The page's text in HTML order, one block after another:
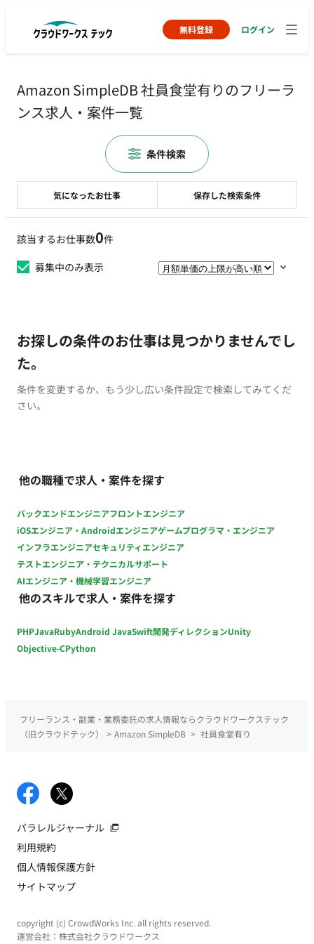
無料登録 ログイン
Amazon SimpleDB 社員食堂有りのフリーラ
ンス求人・案件一覧
該当するお仕事数0件
募集中のみ表示
お探しの条件のお仕事は見つかりませんでし
た。
条件を変更するか、もう少し広い条件設定で検索してみてくだ
さい。
他の職種で求人・案件を探す
バックエンドエンジニアフロントエンジニア
iOSエンジニア・Androidエンジニアゲームプログラマ・エンジニア
インフラエンジニアセキュリティエンジニア
テストエンジニア・テクニカルサポート
AIエンジニア・機械学習エンジニア
他のスキルで求人・案件を探す
PHPJavaRubyAndroid JavaSwift開発ディレクションUnity
Objective-CPython
気になったお仕事 保存した検索条件
条件検索
フリーランス・副業・業務委託の求人情報ならクラウドワークステック
（旧クラウドテック）
> Amazon SimpleDB > 社員食堂有り
パラレルジャーナル
利用規約
個人情報保護方針
サイトマップ
copyright (c) CrowdWorks Inc. all rights reserved.
運営会社： 株式会社クラウドワークス